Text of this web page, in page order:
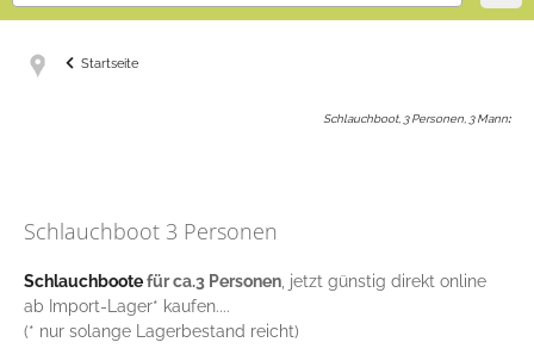
Startseite
Schlauchboot, 3 Personen, 3 Mann:
Schlauchboot 3 Personen
Schlauchbootefür ca.3 Personen, jetzt günstig direkt online
ab Import-Lager* kaufen....
(* nur solange Lagerbestand reicht)